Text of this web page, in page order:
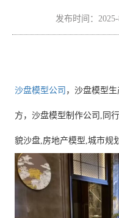
发布时间：
沙盘模型公司 ，沙盘模型
方，沙盘模型制作公司,同
貌沙盘,房地产模型,城市规